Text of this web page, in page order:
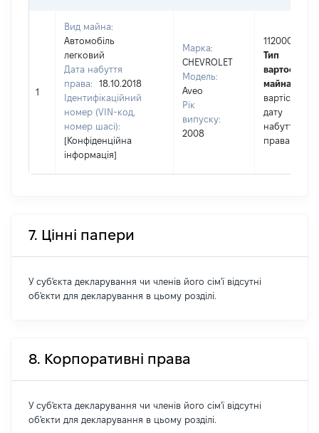
1
Вид майна:
Автомобіль
легковий
Дата набуття
права:
18.10.2018
Ідентифікаційний
номер (VIN-код,
номер шасі):
[Конфіденційна
інформація]
Марка:
CHEVROLET
Модель:
Aveo
Рік
випуску:
2008
112000
Тип
вартості
майна:
вартість на
дату
набуття
права
7. Цінні папери
У суб'єкта декларування чи членів його сім'ї відсутні
об'єкти для декларування в цьому розділі.
8. Корпоративні права
У суб'єкта декларування чи членів його сім'ї відсутні
об'єкти для декларування в цьому розділі.